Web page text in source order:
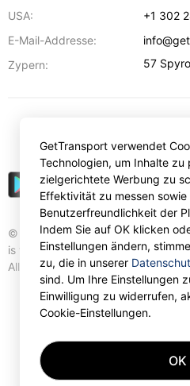
USA:
+1 302
E-Mail-Addresse:
Zypern:
57
© Gettransport International
is trademark of Gettransport
All rights reserved.
GetTransport verwendet
Technologien, um Inhalte zu
zielgerichtete Werbung zu
Effektivität zu messen sowie
Benutzerfreundlichkeit der
Indem Sie auf OK klicken
Einstellungen ändern,
zu, die in unserer
sind. Um Ihre Einstellungen
Einwilligung zu widerrufen,
Cookie-Einstellungen.
OK